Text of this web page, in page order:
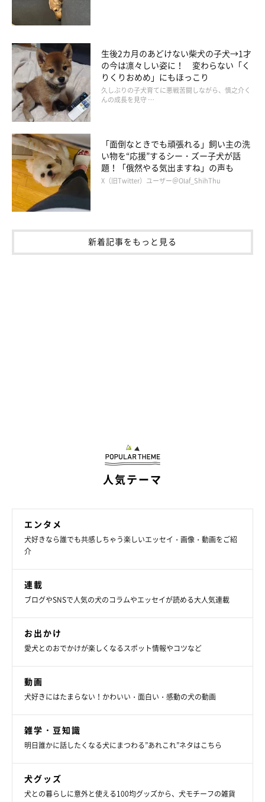
ツリーの前で家族揃って記念撮影しているのは、コタロウくんフ
ァミリーです。みんなカメラ目線でポーズがしっかり決まってい
ます。柔らかい毛色や毛並みもとってもキュートですね。
トイプードルは賢くて活発な子が多いそうですが、毛色ごとに性
格が違うと言われています。自立心が高く、おてんばな子もいれ
っとずっと一緒にいたいですよね。
着物姿であけましておめでとう！
のピノコちゃん。お正月、実家に帰省したときのお写真です。お
生後2カ月のあどけない柴犬の子犬→1才
の今は凛々しい姿に！ 変わらない「く
りくりおめめ」にもほっこり
久しぶりの子犬育てに悪戦苦闘しながら、慎之介く
んの成長を見守 …
「面倒なときでも頑張れる」飼い主の洗
い物を“応援”するシー・ズー子犬が話
題！「俄然やる気出ますね」の声も
X（旧Twitter）ユーザー＠Olaf_ShihThu
新着記事をもっと見る
人気テーマ
エンタメ
犬好きなら誰でも共感しちゃう楽しいエッセイ・画像・動画をご紹
介
連載
ブログやSNSで人気の犬のコラムやエッセイが読める大人気連載
お出かけ
愛犬とのおでかけが楽しくなるスポット情報やコツなど
動画
犬好きにはたまらない！かわいい・面白い・感動の犬の動画
雑学・豆知識
明日誰かに話したくなる犬にまつわる”あれこれ”ネタはこちら
犬グッズ
犬との暮らしに意外と使える100均グッズから、犬モチーフの雑貨